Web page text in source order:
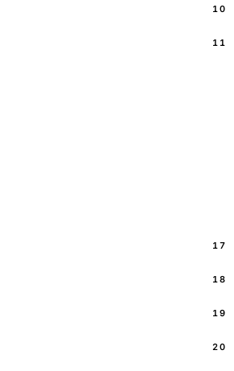
10
11
17
18
19
20